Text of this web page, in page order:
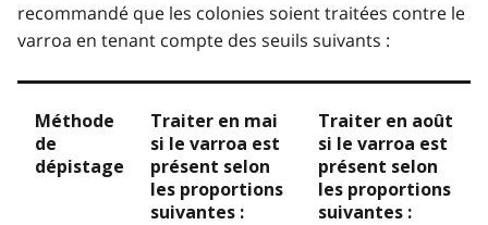
o
t
t
e
1
recommandé que les colonies soient traitées contre le
varroa en tenant compte des seuils suivants :
Méthode
de
dépistage
Traiter en mai
si le varroa est
présent selon
les proportions
suivantes :
Traiter en août
si le varroa est
présent selon
les proportions
suivantes :